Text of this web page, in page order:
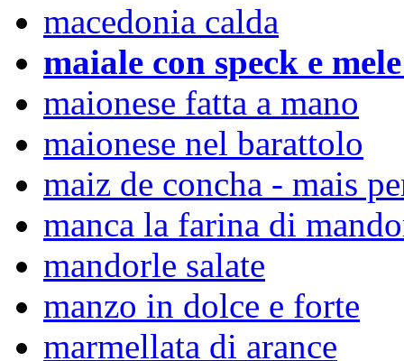
macedonia calda
maiale con speck e
maionese fatta a mano
maionese nel barattolo
maiz de concha - mais
manca la farina di
mandorle salate
manzo in dolce e forte
marmellata di arance